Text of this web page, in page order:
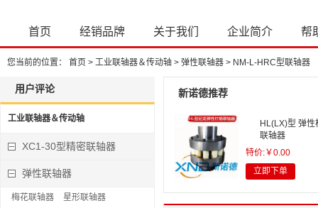
首页 经销品牌 关于我们 企业简介 帮
您当前的位置： 首页 > 工业联轴器＆传动轴 > 弹性联轴器 > NM-L-HRC型联轴器
用户评论
工业联轴器＆传动轴
XC1-30型精密联轴器
弹性联轴器
梅花联轴器
星形联轴器
新诺德推荐
HL(LX)型 弹性
联轴器
特价:￥0.00
立即下单
UL型 轮胎联轴